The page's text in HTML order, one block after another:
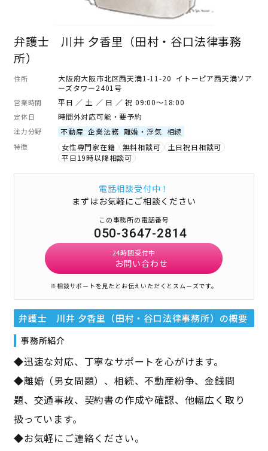
弁護士 川井 夕香里（田村・谷口法律事務
所）
住所
大阪府大阪市北区西天満1-11-20 イトーピア西天満ソア
ーズタワー2401号
営業時間 平日 ／ 土 ／ 日 ／ 祝 09:00～18:00
定休日 時間外対応可能・要予約
注力分野 不動産 企業法務 離婚・浮気 相続
特徴 女性専門家在籍 無料相談可
土日祝日相談可
平日19時以降相談可
電話相談受付中！
まずはお気軽にご相談ください
この事務所の電話番号
050-3647-2814
24時間受付中
お問い合わせ
※相談サポートを見たとお伝えいただくとスムーズです。
弁護士 川井 夕香里（田村・谷口法律事務所） の概要
事務所紹介
◆迅速な対応、丁寧なサポートを心がけます。
◆離婚（男女問題）、相続、不動産紛争、金銭問
題、交通事故、契約書の作成や確認、他幅広く取り
扱っています。
◆お気軽にご連絡ください。